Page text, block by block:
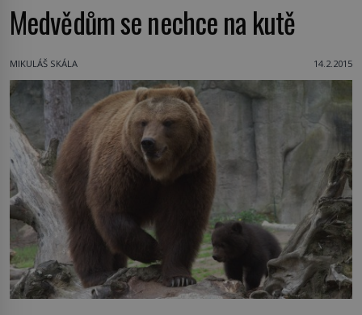
Medvědům se nechce na kutě
MIKULÁŠ SKÁLA 14.2.2015